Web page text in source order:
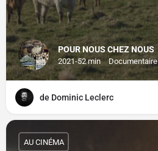
POUR NOUS CHEZ NOUS
2021-52 min Documentaire
de Dominic Leclerc
AU CINÉMA